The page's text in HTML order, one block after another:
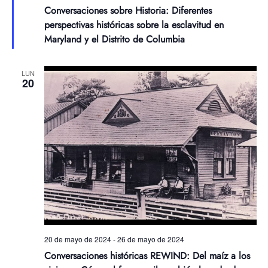
Conversaciones sobre Historia: Diferentes
perspectivas históricas sobre la esclavitud en
Maryland y el Distrito de Columbia
LUN
20
20 de mayo de 2024-26 de mayo de 2024
Conversaciones históricas REWIND: Del maíz a los